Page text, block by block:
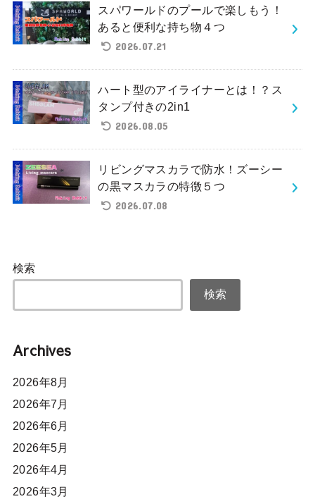
スパワールドのプールで楽しもう！
あると便利な持ち物４つ
2026.07.21
ハート型のアイライナーとは！？ス
タンプ付きの2in1
2026.08.05
リビングマスカラで防水！ズーシー
の黒マスカラの特徴５つ
2026.07.08
検索
検索
Archives
2026年8月
2026年7月
2026年6月
2026年5月
2026年4月
2026年3月